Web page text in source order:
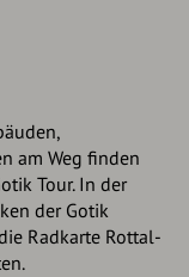
und
- Kirche
am Weg finden
Tour. In der
der Gotik
Radkarte Rottal-